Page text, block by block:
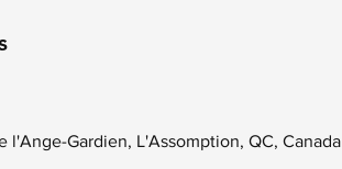
l'Ange-Gardien, L'Assomption, QC, Canada